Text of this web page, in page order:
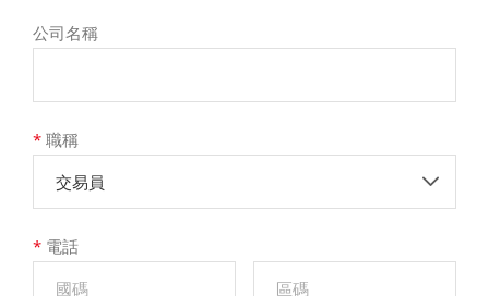
公司名稱
* 職稱
交易員
* 電話